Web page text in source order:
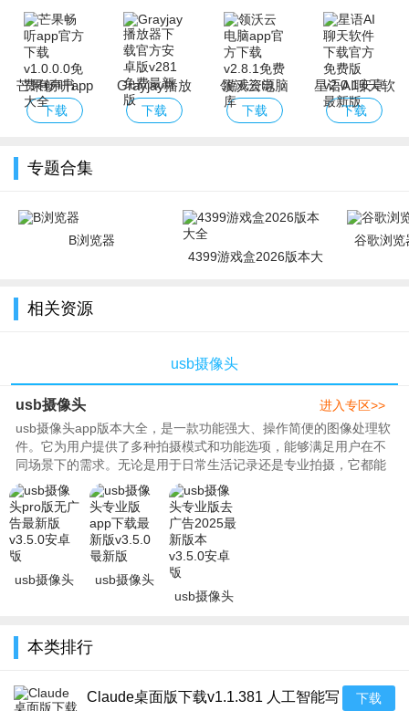
卓手机版
芒果畅听app
官方下载
下载
Grayjay播放
器下载官方安
下载
领沃云电脑
app官方下载
下载
星语AI聊天软
件下载官方免
下载
专题合集
B浏览器
4399游戏盒2026版本大
谷歌浏览
相关资源
usb摄像头
usb摄像头
usb摄像头app版本大全，是一款功能强大、操作简便的图像处理软
件。它为用户提供了多种拍摄模式和功能选项，能够满足用户在不
同场景下的需求。无论是用于日常生活记录还是专业拍摄，它都能
为用户带来出色的拍摄体验。..
进入专区>>
usb摄像头
v3.5.0安卓
版
usb摄像头
usb摄像头
本类排行
Claude桌面版下载v1.1.381 人工智能写
下载